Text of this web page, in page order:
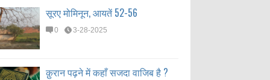
सूरए मोमिनून, आयतें 52-56
0 3-28-2025
क़ुरान पढ़ने में कहाँ सजदा वाजिब है ?